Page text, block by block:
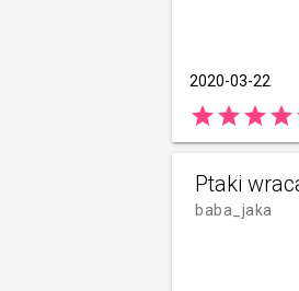
2020-03-22
starstarstarstar
Ptaki
baba_jaka